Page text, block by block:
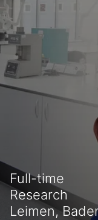
Full-time
Research
Leimen,